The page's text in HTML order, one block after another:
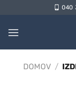
vsebino
040
DOMOV /